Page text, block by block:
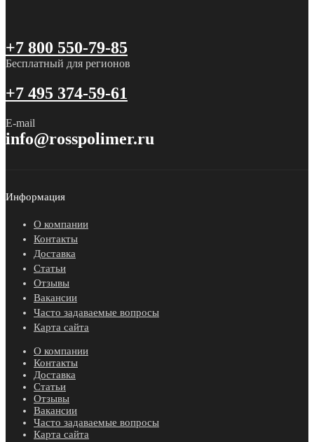
+7 800 550-79-85
Бесплатный для регионов
+7 495 374-59-61
E-mail
info@rosspolimer.ru
Информация
О компании
Контакты
Доставка
Статьи
Отзывы
Вакансии
Часто задаваемые вопросы
Карта сайта
О компании
Контакты
Доставка
Статьи
Отзывы
Вакансии
Часто задаваемые вопросы
Карта сайта